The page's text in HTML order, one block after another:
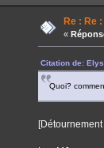
Re : Re
«
Citation de:
Quoi?